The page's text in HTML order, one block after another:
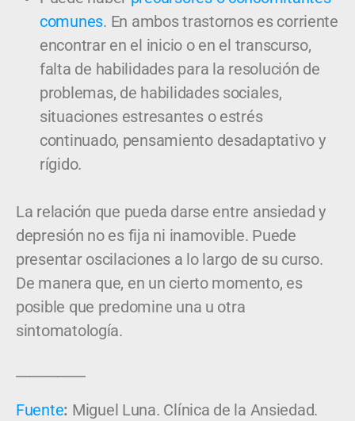
comunes. En ambos trastornos es corriente
encontrar en el inicio o en el transcurso,
falta de habilidades para la resolución de
problemas, de habilidades sociales,
situaciones estresantes o estrés
continuado, pensamiento desadaptativo y
rígido.
La relación que pueda darse entre ansiedad y
depresión no es fija ni inamovible. Puede
presentar oscilaciones a lo largo de su curso.
De manera que, en un cierto momento, es
posible que predomine una u otra
sintomatología.
Fuente: Miguel Luna. Clínica de la Ansiedad.